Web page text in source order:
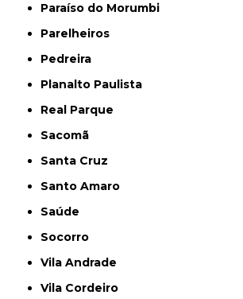
Paraíso do Morumbi
Parelheiros
Pedreira
Planalto Paulista
Real Parque
Sacomã
Santa Cruz
Santo Amaro
Saúde
Socorro
Vila Andrade
Vila Cordeiro